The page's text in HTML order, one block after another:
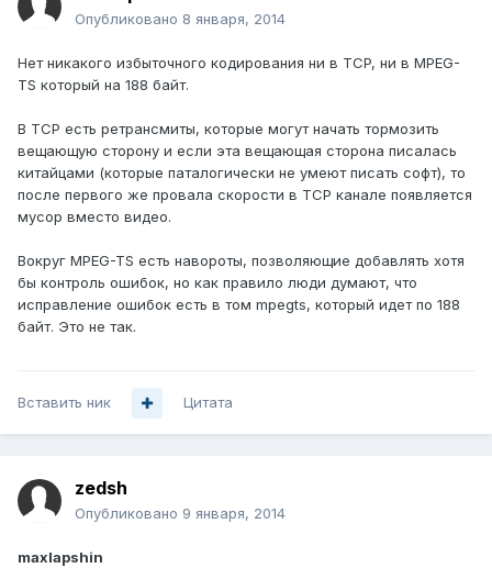
Опубликовано 8 января, 2014
Нет никакого избыточного кодирования ни в TCP, ни в MPEG-
TS который на 188 байт.
В TCP есть ретрансмиты, которые могут начать тормозить
вещающую сторону и если эта вещающая сторона писалась
китайцами (которые паталогически не умеют писать софт), то
после первого же провала скорости в TCP канале появляется
мусор вместо видео.
Вокруг MPEG-TS есть навороты, позволяющие добавлять хотя
бы контроль ошибок, но как правило люди думают, что
исправление ошибок есть в том mpegts, который идет по 188
байт. Это не так.
Вставить ник Цитата
zedsh
Опубликовано 9 января, 2014
maxlapshin